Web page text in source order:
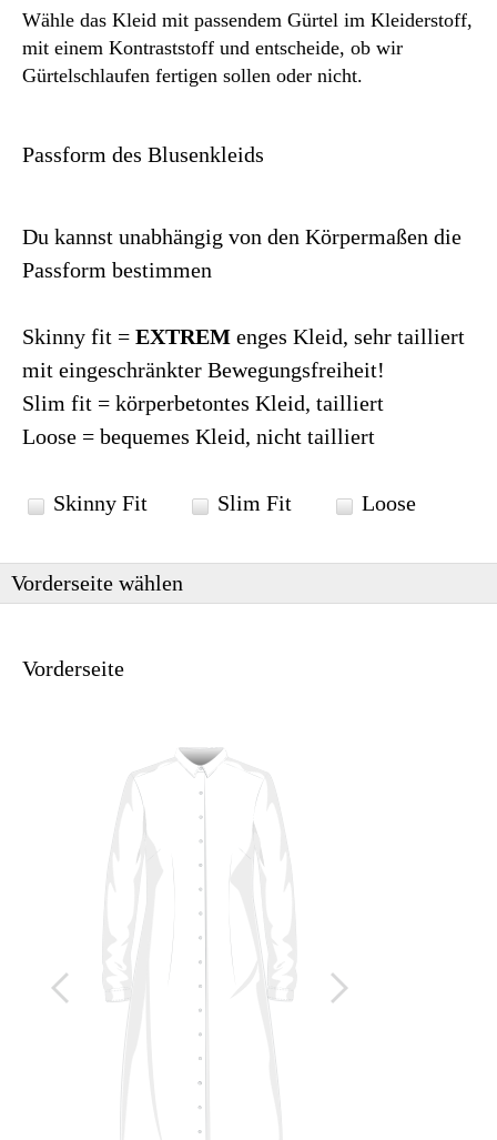
Wähle das Kleid mit passendem Gürtel im Kleiderstoff,
mit einem Kontraststoff und entscheide, ob wir
Gürtelschlaufen fertigen sollen oder nicht.
Passform des Blusenkleids
Du kannst unabhängig von den Körpermaßen die
Passform bestimmen
Skinny fit = EXTREM enges Kleid, sehr tailliert
mit eingeschränkter Bewegungsfreiheit!
Slim fit = körperbetontes Kleid, tailliert
Loose = bequemes Kleid, nicht tailliert
Skinny Fit Slim Fit Loose
Vorderseite wählen
Vorderseite